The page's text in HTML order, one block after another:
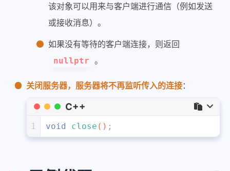
该对象可以用来与客户端进行通信（例如发送
或接收消息）。
如果没有等待的客户端连接，则返回
nullptr 。
关闭服务器，服务器将不再监听传入的连接：
C++
1 void close () ;